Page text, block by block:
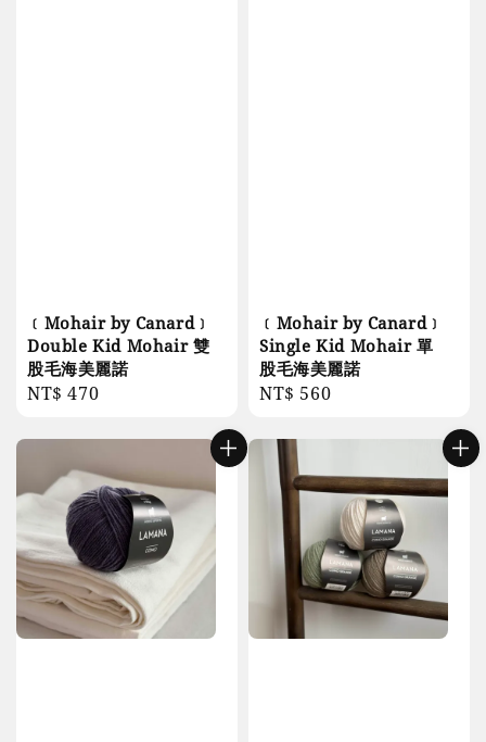
﹝Mohair by Canard﹞
Double Kid Mohair 雙
股毛海美麗諾
Regular
NT$ 470
﹝Mohair by Canard﹞
Single Kid Mohair 單
股毛海美麗諾
Regular
NT$ 560